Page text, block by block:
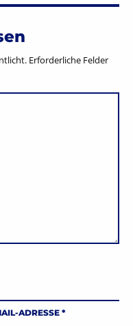
Erforderliche Felder
ADRESSE*